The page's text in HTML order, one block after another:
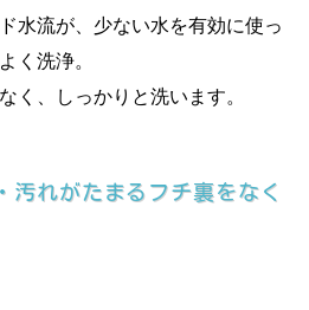
水流が、少ない水を有効に使っ
く洗浄。
く、しっかりと洗います。
れがたまるフチ裏をなく